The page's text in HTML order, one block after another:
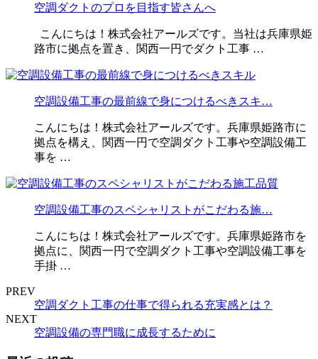
空調ダクトのプロを目指す皆さんへ
こんにちは！株式会社アールズです。当社は兵庫県姫
路市に拠点を置き、関西一円でダクト工事 …
空調設備工事の最前線で身につけるべきスキ…
こんにちは！株式会社アールズです。兵庫県姫路市に
拠点を構え、関西一円で空調ダクト工事や空調設備工
事を …
空調設備工事のスペシャリストがこだわる施…
こんにちは！株式会社アールズです。兵庫県姫路市を
拠点に、関西一円で空調ダクト工事や空調設備工事を
手掛 …
PREV
空調ダクト工事の仕事で得られる充実感とは？
NEXT
空調設備の専門職に成長するために